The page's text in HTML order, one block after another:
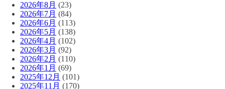
2026年8月 (23)
2026年7月 (84)
2026年6月 (113)
2026年5月 (138)
2026年4月 (102)
2026年3月 (92)
2026年2月 (110)
2026年1月 (69)
2025年12月 (101)
2025年11月 (170)